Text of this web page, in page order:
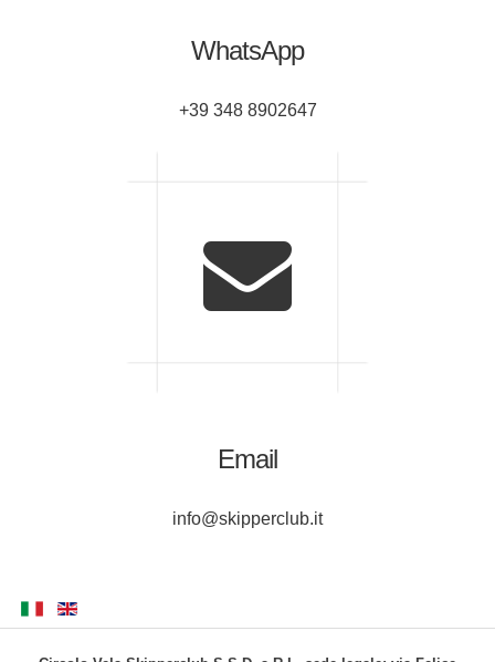
WhatsApp
+39 348 8902647
Email
info@skipperclub.it